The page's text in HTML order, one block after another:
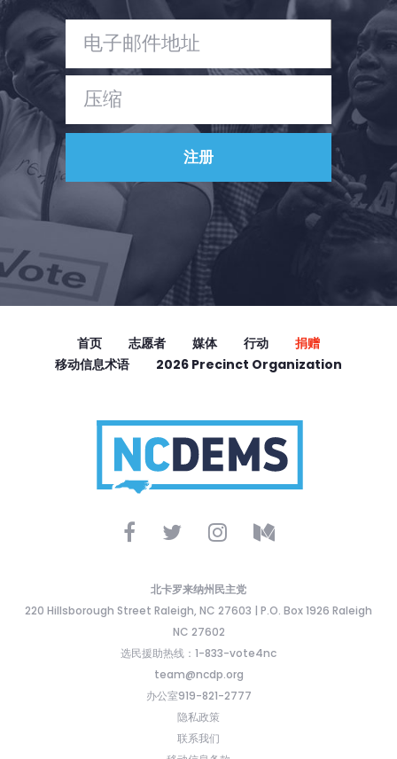
首页 志愿者 媒体 行动
捐赠
移动信息术语
2026 Precinct Organization
北卡罗来纳州民主党
220 Hillsborough Street Raleigh, NC 27603 | P.O. Box 1926 Raleigh
NC 27602
选民援助热线：1-833-vote4nc
team@ncdp.org
办公室919-821-2777
隐私政策
联系我们